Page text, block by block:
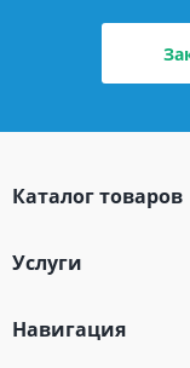
Каталог товаров
Услуги
Навигация